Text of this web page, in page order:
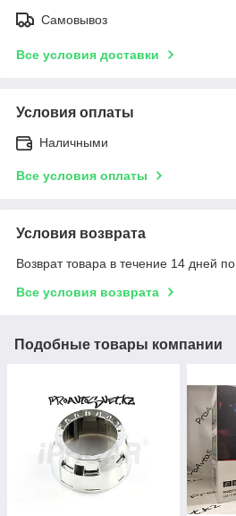
Самовывоз
Все условия доставки
Условия оплаты
Наличными
Все условия оплаты
Условия возврата
Возврат товара в течение 14 дней
Все условия возврата
Подобные товары компании